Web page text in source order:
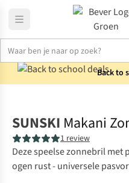
Back to
SUNSKI Makani
1 review
Deze speelse zonnebril met
ogen rust - universele